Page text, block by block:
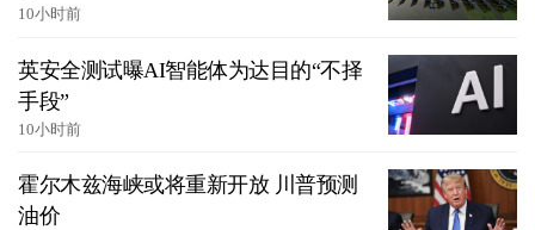
10小时前
英安全测试曝AI智能体为达目的“不择
手段”
10小时前
霍尔木兹海峡或将重新开放 川普预测
油价